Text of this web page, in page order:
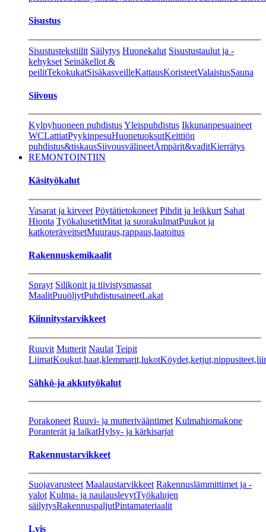
Sisustus
Sisustustekstiilit Säilytys Huonekalut Sisustustaulut ja -
kehykset Seinäkellot &
peilitTekokukatSisäkasveilleKattausKoristeetValaistusSauna
Siivous
Kylpyhuoneen puhdistusYleispuhdistus Ikkunanpesuaineet
WCLattiatPyykinpesuHuonetuoksutKeittiön
puhdistus&tiskausSiivousvälineetÄmpärit&vaditKierrätys
REMONTOINTIIN
Käsityökalut
Vasarat ja kirveet Pöytätietokoneet Pihdit ja leikkurt Sahat
Hionta TyökalusetitMitat ja suorakulmatPuukot ja
katkoteräveitsetMuuraus,rappaus,laatoitus
Rakennuskemikaalit
Sprayt Silikonit ja tiivistysmassat
MaalitPuuöljytPuhdistusaineetLakat
Kiinnitystarvikkeet
Ruuvit Mutterit Naulat Teipit
LiimatKoukut,haat,klemmarit,lukot
Sähkö-ja akkutyökalut
Porakoneet Ruuvi- ja mutterivääntimet Kulmahiomakone
Poranterät ja laikatHylsy- ja kärkisarjat
Rakennustarvikkeet
Suojavarusteet Maalaustarvikkeet Rakennuslämmittimet ja -
valot Kulma- ja naulauslevytTyökalujen
säilytysRakennuspaljutPintamateriaalit
Lvis